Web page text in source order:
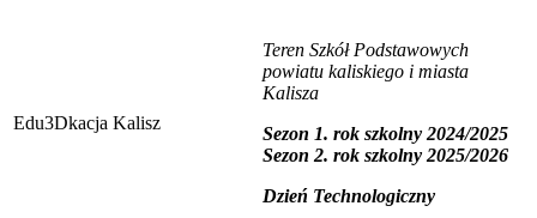
Edu3Dkacja Kalisz
Teren Szkół Podstawowych
powiatu kaliskiego i miasta
Kalisza
Sezon 1. rok szkolny 2024/2025
Sezon 2. rok szkolny 2025/2026
Dzień Technologiczny